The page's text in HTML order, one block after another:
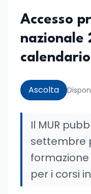
Accesso
Ascolta
Il MUR
settembre
per i corsi